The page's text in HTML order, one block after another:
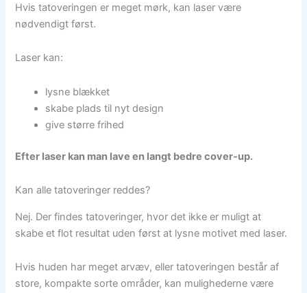
Hvis tatoveringen er meget mørk, kan laser være
nødvendigt først.
Laser kan:
lysne blækket
skabe plads til nyt design
give større frihed
Efter laser kan man lave en langt bedre cover-up.
Kan alle tatoveringer reddes?
Nej. Der findes tatoveringer, hvor det ikke er muligt at
skabe et flot resultat uden først at lysne motivet med laser.
Hvis huden har meget arvæv, eller tatoveringen består af
store, kompakte sorte områder, kan mulighederne være